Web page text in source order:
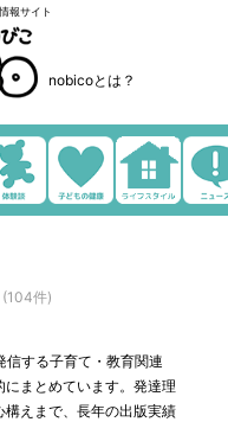
報サイト
nobicoとは？
(104件)
信する子育て・教育関連
まとめています。発達理
えまで、長年の出版実績